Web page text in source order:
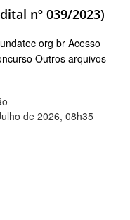
nº 039/2023)
org br Acesso
Outros arquivos
de 2026, 08h35